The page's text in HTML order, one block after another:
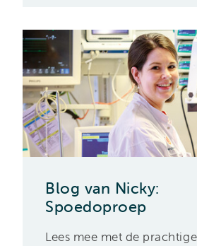
Blog van Nicky:
Spoedoproep
Lees mee met de